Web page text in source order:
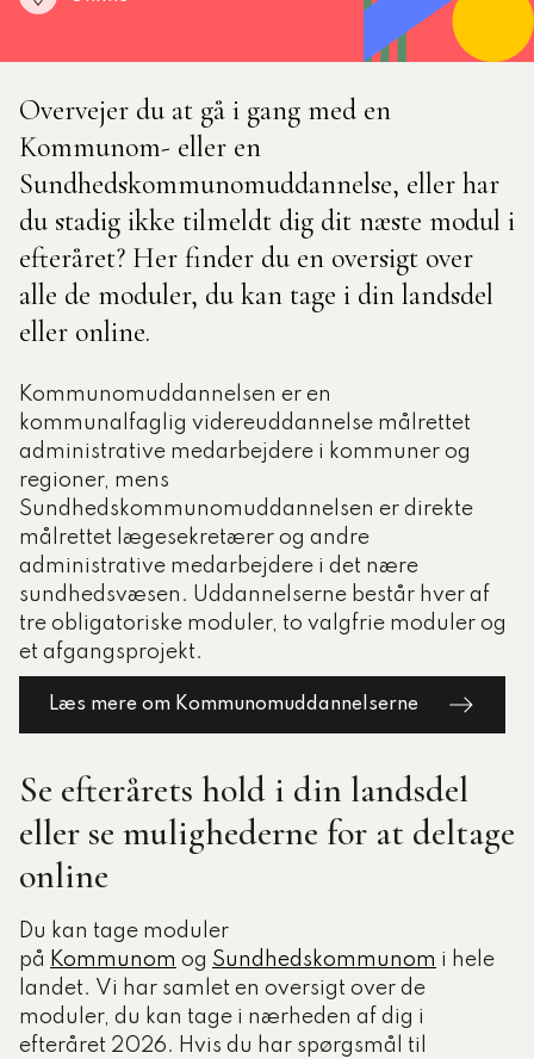
Overvejer du at gå i gang med en
Kommunom- eller en
Sundhedskommunomuddannelse, eller har
du stadig ikke tilmeldt dig dit næste modul i
efteråret? Her finder du en oversigt over
alle de moduler, du kan tage i din landsdel
eller online.
Kommunomuddannelsen er en
kommunalfaglig videreuddannelse målrettet
administrative medarbejdere i kommuner og
regioner, mens
Sundhedskommunomuddannelsen er direkte
målrettet lægesekretærer og andre
administrative medarbejdere i det nære
sundhedsvæsen. Uddannelserne består hver af
tre obligatoriske moduler, to valgfrie moduler og
et afgangsprojekt.
Læs mere om Kommunomuddannelserne
Se efterårets hold i din landsdel
eller se mulighederne for at deltage
online
Du kan tage moduler
på Kommunom og Sundhedskommunom i hele
landet. Vi har samlet en oversigt over de
moduler, du kan tage i nærheden af dig i
efteråret 2026. Hvis du har spørgsmål til